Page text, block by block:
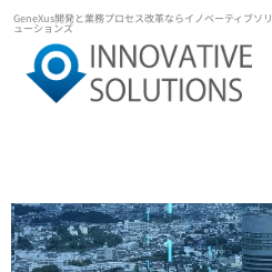
GeneXus開発と業務プロセス改革ならイノベーティブソリ
ューションズ